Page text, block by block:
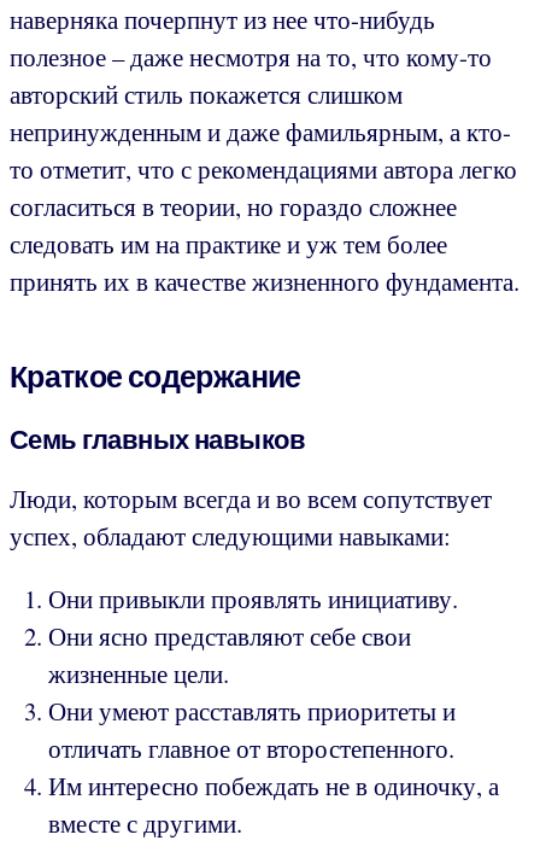
наверняка почерпнут из нее что-нибудь
полезное – даже несмотря на то, что кому-то
авторский стиль покажется слишком
непринужденным и даже фамильярным, а кто-
то отметит, что с рекомендациями автора легко
согласиться в теории, но гораздо сложнее
следовать им на практике и уж тем более
принять их в качестве жизненного фундамента.
Краткое содержание
Семь главных навыков
Люди, которым всегда и во всем сопутствует
успех, обладают следующими навыками:
Они привыкли проявлять инициативу.
Они ясно представляют себе свои
жизненные цели.
Они умеют расставлять приоритеты и
отличать главное от второстепенного.
Им интересно побеждать не в одиночку, а
вместе с другими.